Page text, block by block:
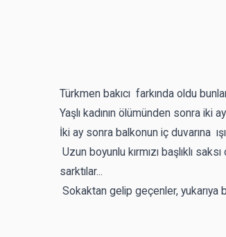
Türkmen bakıcı farkında oldu
Yaşlı kadının ölümünden sonra iki
İki ay sonra balkonun iç duvarına
Uzun boyunlu kırmızı başlıklı
sarktılar...
Sokaktan gelip geçenler, yukarıya